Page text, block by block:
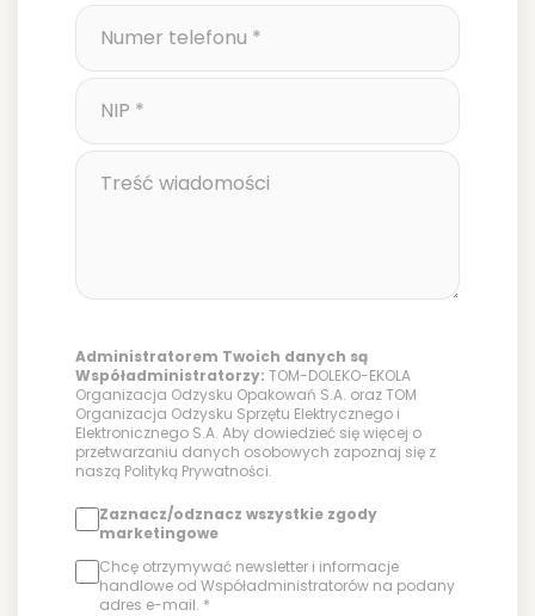
Administratorem Twoich danych są
Współadministratorzy: TOM-DOLEKO-EKOLA
Organizacja Odzysku Opakowań S.A. oraz TOM
Organizacja Odzysku Sprzętu Elektrycznego i
Elektronicznego S.A. Aby dowiedzieć się więcej o
przetwarzaniu danych osobowych zapoznaj się z
naszą Polityką Prywatności.
Zaznacz/odznacz wszystkie zgody
marketingowe
Chcę otrzymywać newsletter i informacje
handlowe od Współadministratorów na podany
adres e-mail. *